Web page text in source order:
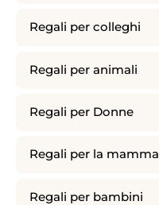
Regali per colleghi
Regali per animali
Regali per Donne
Regali per la mamma
Regali per bambini